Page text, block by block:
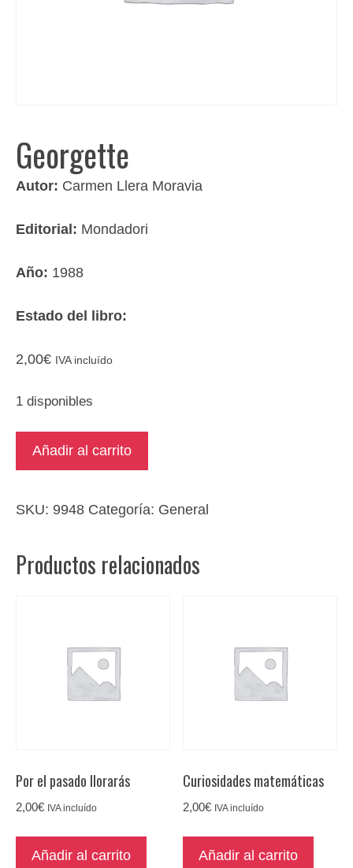
Georgette
Autor: Carmen Llera Moravia
Editorial: Mondadori
Año: 1988
Estado del libro:
2,00€ IVA incluído
1 disponibles
Georgette
Añadir al carrito
SKU: 9948 Categoría: General
Productos relacionados
Por el pasado llorarás
2,00€ IVA incluído
Añadir al carrito
Curiosidades matemáticas
2,00€ IVA incluído
Añadir al carrito